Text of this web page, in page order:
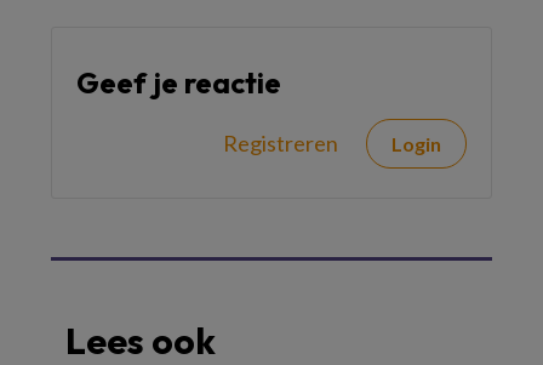
Geef je reactie
Registreren Login
Lees ook